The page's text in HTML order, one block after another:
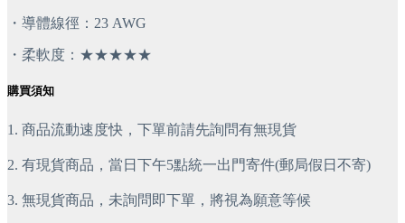
・導體線徑：23 AWG
・柔軟度：★★★★★
購買須知
1. 商品流動速度快，下單前請先詢問有無現貨
2. 有現貨商品，當日下午5點統一出門寄件(郵局假日不寄)
3. 無現貨商品，未詢問即下單，將視為願意等候